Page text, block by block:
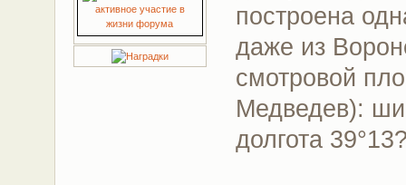
построена
даже из
смотровой
Медведев):
долгота